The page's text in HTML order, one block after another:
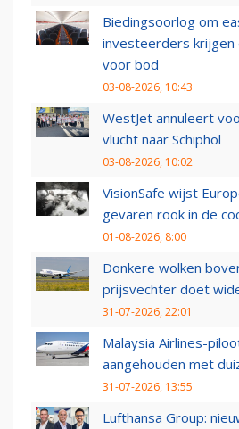
Biedingsoorlog om
investeerders krijgen
voor bod
03-08-2026, 10:43
WestJet annuleert
vlucht naar Schiphol
03-08-2026, 10:02
VisionSafe wijst
gevaren rook in de
01-08-2026, 8:00
Donkere wolken
prijsvechter doet
31-07-2026, 22:01
Malaysia Airlines-
aangehouden met
31-07-2026, 13:55
Lufthansa Group: